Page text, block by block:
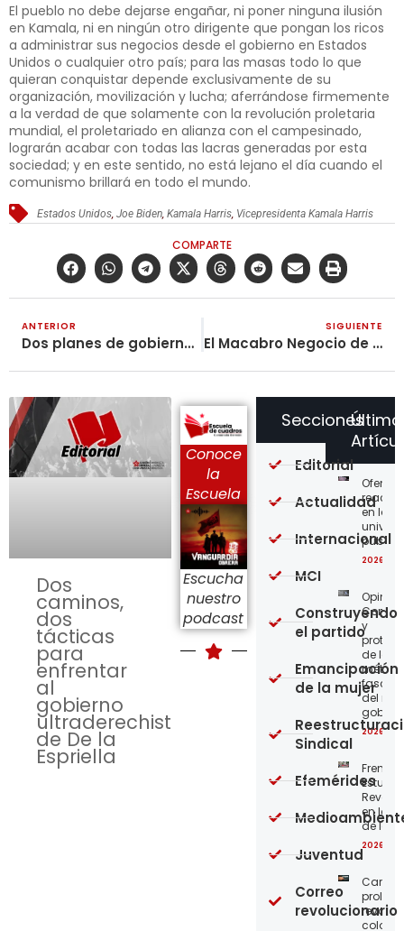
El pueblo no debe dejarse engañar, ni poner ninguna ilusión
en Kamala, ni en ningún otro dirigente que pongan los ricos
a administrar sus negocios desde el gobierno en Estados
Unidos o cualquier otro país; para las masas todo lo que
quieran conquistar depende exclusivamente de su
organización, movilización y lucha; aferrándose firmemente
a la verdad de que solamente con la revolución proletaria
mundial, el proletariado en alianza con el campesinado,
lograrán acabar con todas las lacras generadas por esta
sociedad; y en este sentido, no está lejano el día cuando el
comunismo brillará en todo el mundo.
Estados Unidos,Joe Biden,Kamala Harris, Vicepresidenta Kamala Harris
COMPARTE
ANTERIOR
Dos planes de gobierno para salvaguardar el capitalismo imperialista
SIGUIENTE
El Macabro Negocio de las Vacunas Contra el Coronavirus
Dos
caminos,
dos
tácticas
para
enfrentar
al
gobierno
ultraderechista
de De la
Espriella
Conoce
la
Escuela
Escucha
nuestro
podcast
en las
2026-
y
de los
del
2026-
Frente
en la
de los
2026-
Carta
Secciones
Editorial
Actualidad
Internacional
MCI
Construyendo
el partido
Emancipación
de la mujer
Sindical
Efemérides
Juventud
Correo
revolucionario